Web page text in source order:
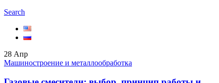
Search
28 Апр
Машиностроение и металлообработка